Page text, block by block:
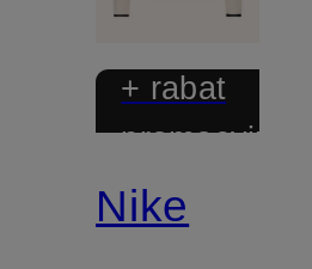
+ rabat
promocyjny
Nike